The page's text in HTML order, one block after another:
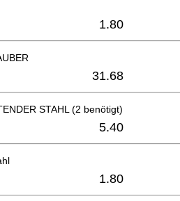
1.80
31.68
STAHL (2 benötigt)
5.40
1.80